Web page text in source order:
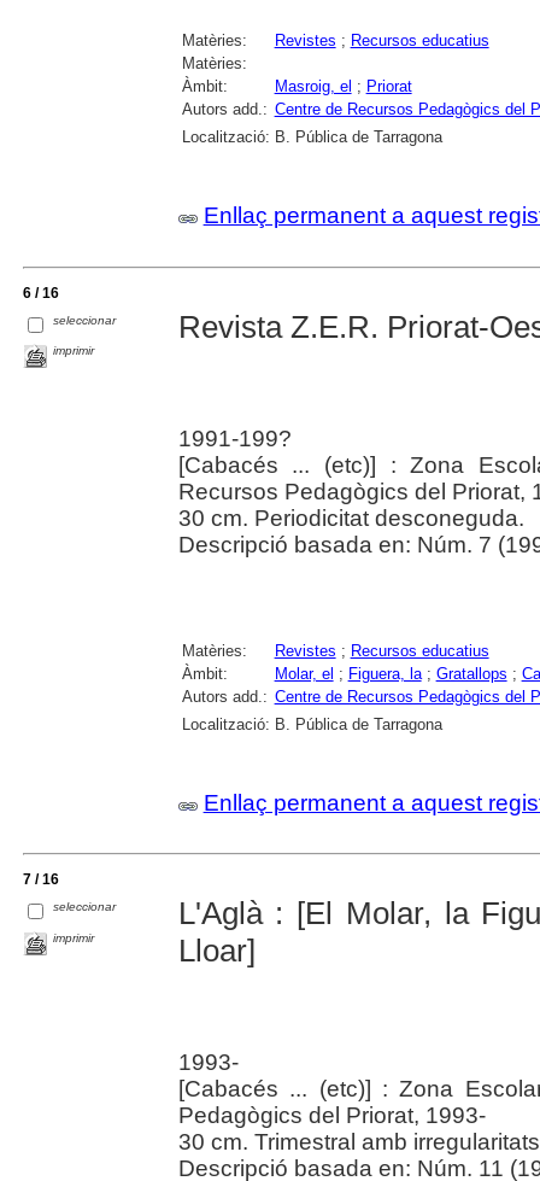
Matèries: Revistes ; Recursos educatius
Matèries:
Àmbit:
Masroig, el ; Priorat
Autors add.: Centre de Recursos Pedagògics del
Localització: B. Pública de Tarragona
Enllaç permanent a aquest
6 / 16
seleccionar
imprimir
Revista Z.E.R. Priorat-
1991-199?
[Cabacés ... (etc)] : Zona
Recursos Pedagògics del Priorat,
30 cm. Periodicitat desconeguda.
Descripció basada en: Núm. 7
Matèries: Revistes ; Recursos educatius
Àmbit:
Molar, el ; Figuera, la; Gratallops ;
Autors add.: Centre de Recursos Pedagògics del
Localització: B. Pública de Tarragona
Enllaç permanent a aquest
7 / 16
seleccionar
imprimir
L'Aglà : [El Molar, la
Lloar]
1993-
[Cabacés ... (etc)] : Zona
Pedagògics del Priorat, 1993-
30 cm. Trimestral amb
Descripció basada en: Núm. 11